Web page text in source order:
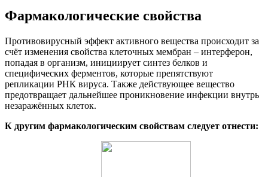
Фармакологические свойства
Противовирусный эффект активного вещества происходит за
счёт изменения свойства клеточных мембран – интерферон,
попадая в организм, инициирует синтез белков и
специфических ферментов, которые препятствуют
репликации РНК вируса. Также действующее вещество
предотвращает дальнейшее проникновение инфекции внутрь
незаражённых клеток.
К другим фармакологическим свойствам следует отнести: